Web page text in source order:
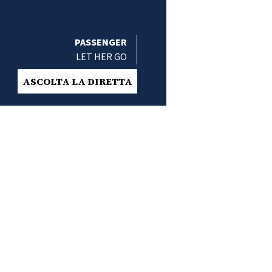
PASSENGER
LET HER GO
ASCOLTA LA DIRETTA